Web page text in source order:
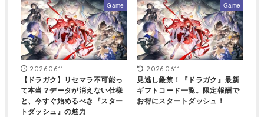
Game
2026.06.11
【ドラガク】リセマラ不可能っ
て本当？データが消えない仕様
と、今すぐ始めるべき『スター
トダッシュ』の魅力
Game
2026.06.11
見逃し厳禁！『ドラガク』最新
ギフトコード一覧。限定報酬で
お得にスタートダッシュ！